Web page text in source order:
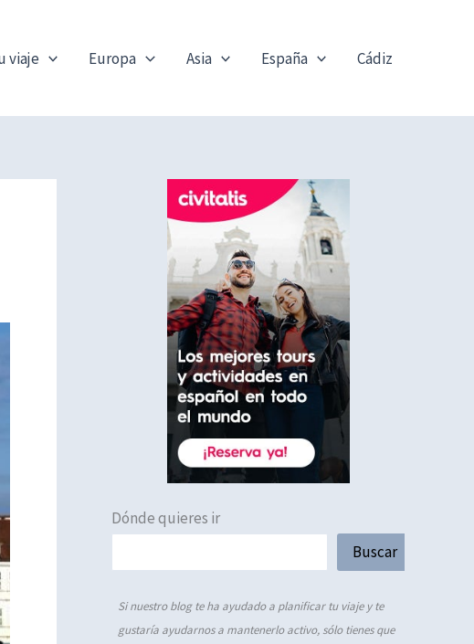
viaje Europa Asia España Cádiz
Dónde quieres ir
Buscar
Si nuestro blog te ha ayudado a planificar tu viaje y te
gustaría ayudarnos a mantenerlo activo, sólo tienes que